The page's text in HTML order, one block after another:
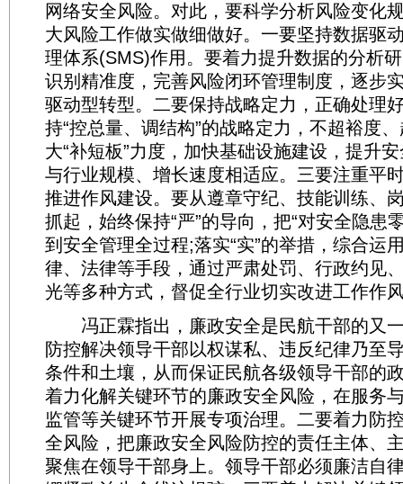
网络安全风险。对此，要科学分析风险变化
大风险工作做实做细做好。一要坚持数据驱
理体系(SMS)作用。要着力提升数据的分析
识别精准度，完善风险闭环管理制度，逐步
驱动型转型。二要保持战略定力，正确处理
持“控总量、调结构”的战略定力，不超裕度
大“补短板”力度，加快基础设施建设，提升
与行业规模、增长速度相适应。三要注重平
推进作风建设。要从遵章守纪、技能训练、
抓起，始终保持“严”的导向，把“对安全隐患
到安全管理全过程;落实“实”的举措，综合运
律、法律等手段，通过严肃处罚、行政约见
光等多种方式，督促全行业切实改进工作作
冯正霖指出，廉政安全是民航干部的又
防控解决领导干部以权谋私、违反纪律乃至
条件和土壤，从而保证民航各级领导干部的
着力化解关键环节的廉政安全风险，在服务
监管等关键环节开展专项治理。二要着力防
全风险，把廉政安全风险防控的责任主体、
聚焦在领导干部身上。领导干部必须廉洁自